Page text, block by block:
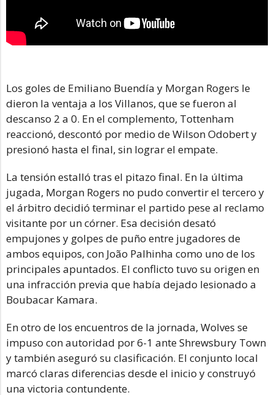
Los goles de Emiliano Buendía y Morgan Rogers le
dieron la ventaja a los Villanos, que se fueron al
descanso 2 a 0. En el complemento, Tottenham
reaccionó, descontó por medio de Wilson Odobert y
presionó hasta el final, sin lograr el empate.
La tensión estalló tras el pitazo final. En la última
jugada, Morgan Rogers no pudo convertir el tercero y
el árbitro decidió terminar el partido pese al reclamo
visitante por un córner. Esa decisión desató
empujones y golpes de puño entre jugadores de
ambos equipos, con João Palhinha como uno de los
principales apuntados. El conflicto tuvo su origen en
una infracción previa que había dejado lesionado a
Boubacar Kamara.
En otro de los encuentros de la jornada, Wolves se
impuso con autoridad por 6-1 ante Shrewsbury Town
y también aseguró su clasificación. El conjunto local
marcó claras diferencias desde el inicio y construyó
una victoria contundente.